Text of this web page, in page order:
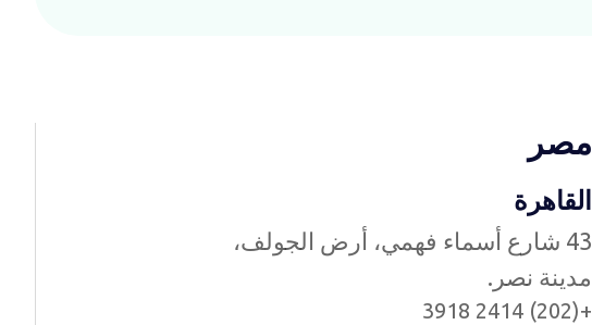
مصر
القاهرة
43 شارع أسماء فهمي، أرض الجولف،
مدينة نصر.
+(202) 2414 3918